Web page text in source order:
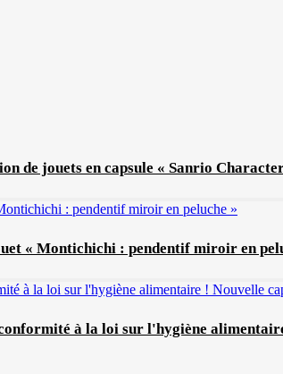
de jouets en capsule « Sanrio
« Montichichi : pendentif miroir en
à la loi sur l'hygiène